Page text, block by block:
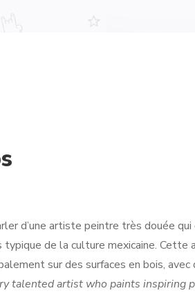
d’une artiste peintre très douée
de la culture mexicaine. Cette
sur des surfaces en bois, avec
talented artist who paints